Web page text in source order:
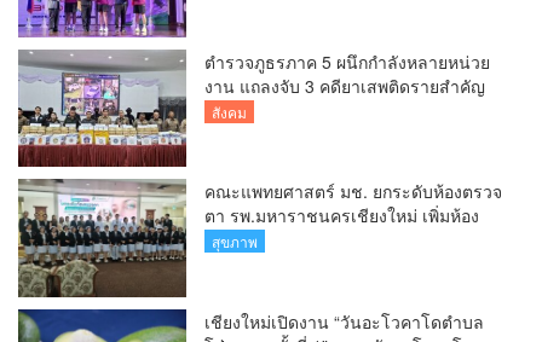
ตำรวจภูธรภาค 5 ผนึกกำลังหลายหน่วย
งาน แถลงจับ 3 คดียาเสพติดรายสำคัญ
ยึดยาบ้ากว่า 3.2 ล้านเม็ด เฮโรอีน 8.62
สังคม
คณะแพทยศาสตร์ มช. ยกระดับห้องตรวจ
ตา รพ.มหาราชนครเชียงใหม่ เพิ่มห้อง
ตรวจ-นำเทคโนโลยีทันสมัย รองรับผู้ป่วย
สุขภาพ
เชียงใหม่เปิดงาน “วันอะโวคาโดตำบล